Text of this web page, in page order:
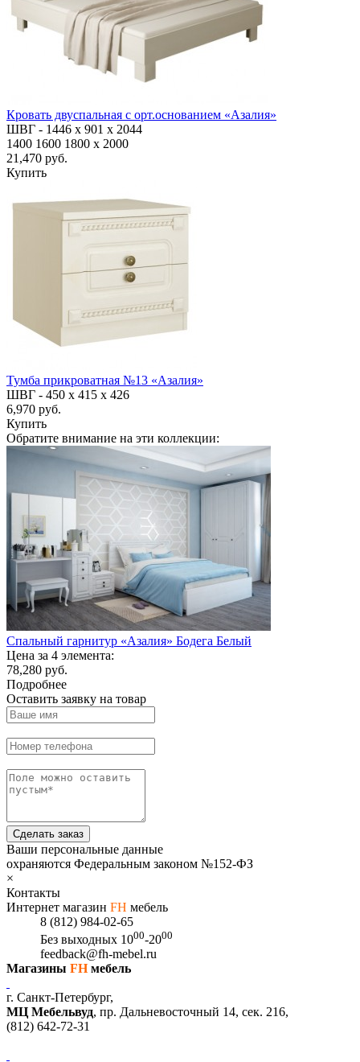
Кровать двуспальная с орт.основанием «Азалия»
ШВГ - 1446 х 901 х 2044
1400 1600 1800 x 2000
21,470 руб.
Купить
Тумба прикроватная №13 «Азалия»
ШВГ - 450 х 415 х 426
6,970 руб.
Купить
Обратите внимание на эти коллекции:
Спальный гарнитур «Азалия» Бодега Белый
Цена за 4 элемента:
78,280 руб.
Подробнее
Оставить заявку на товар
Сделать заказ
Ваши персональные данные
охраняются Федеральным законом №152-ФЗ
×
Контакты
Интернет магазин FH мебель
8 (812) 984-02-65
Без выходных 1000-2000
feedback@fh-mebel.ru
Магазины FHмебель
г. Санкт-Петербург,
МЦ Мебельвуд, пр. Дальневосточный 14, сек. 216,
(812) 642-72-31